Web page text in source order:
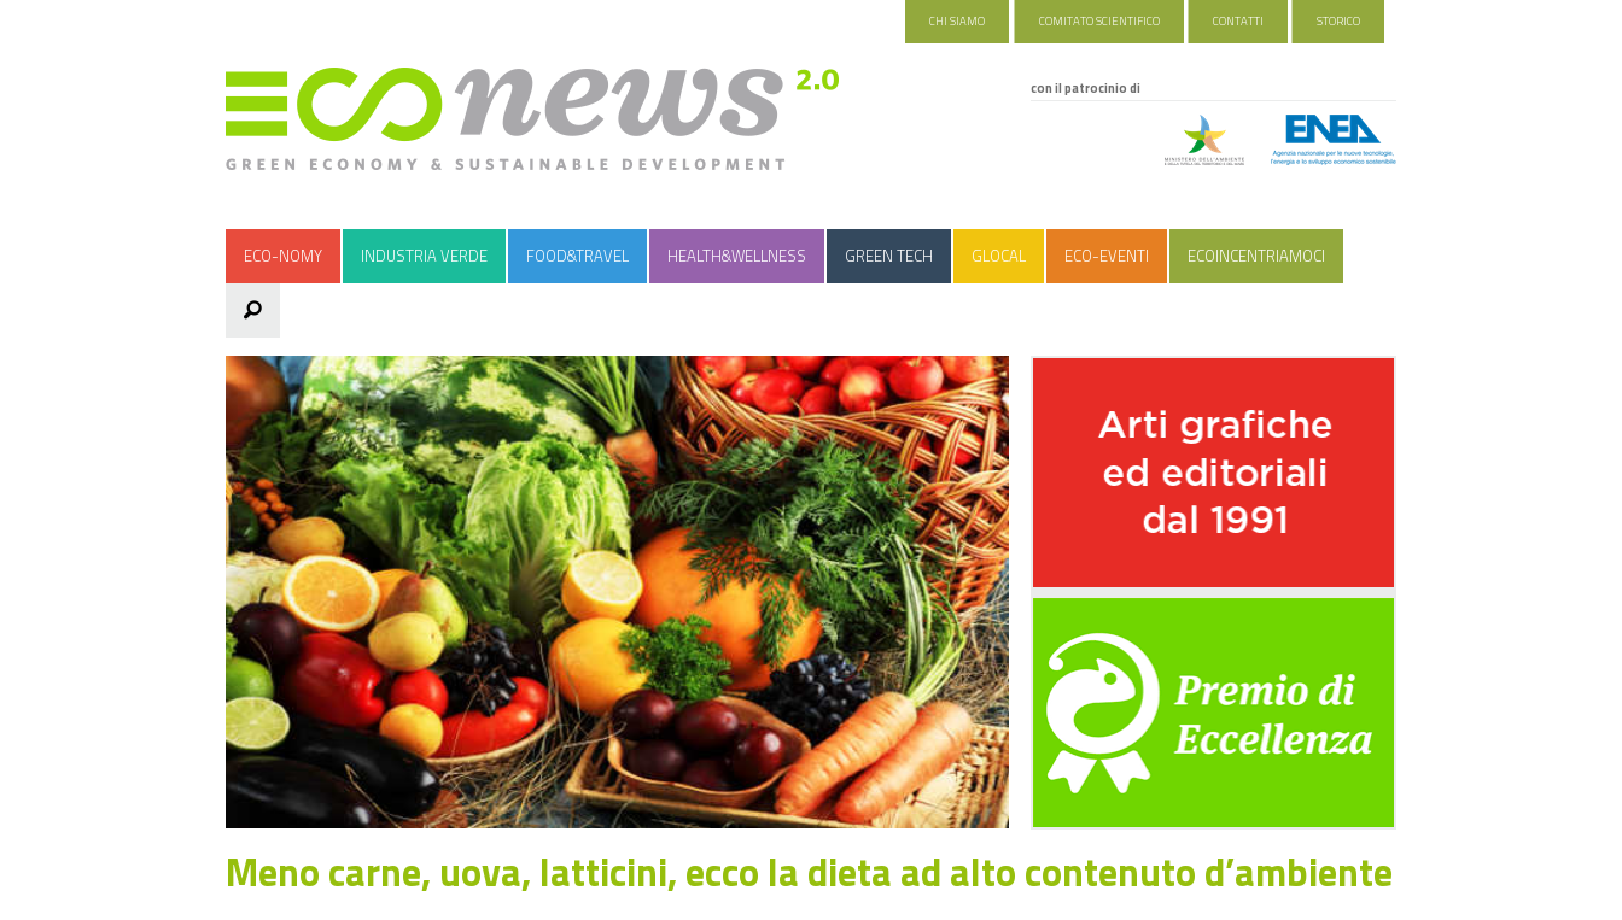
CHI SIAMO COMITATO SCIENTIFICO CONTATTI STORICO
con il patrocinio di
ECO-NOMY INDUSTRIA VERDE FOOD&TRAVEL HEALTH&WELLNESS GREEN TECH GLOCAL ECO-EVENTI ECOINCENTRIAMOCI
Meno carne, uova, latticini, ecco la dieta ad alto contenuto d’ambiente